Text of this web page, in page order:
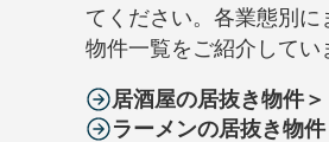
てください。各業態別に
物件一覧をご紹介してい
居酒屋の居抜き物件＞
ラーメンの居抜き物件